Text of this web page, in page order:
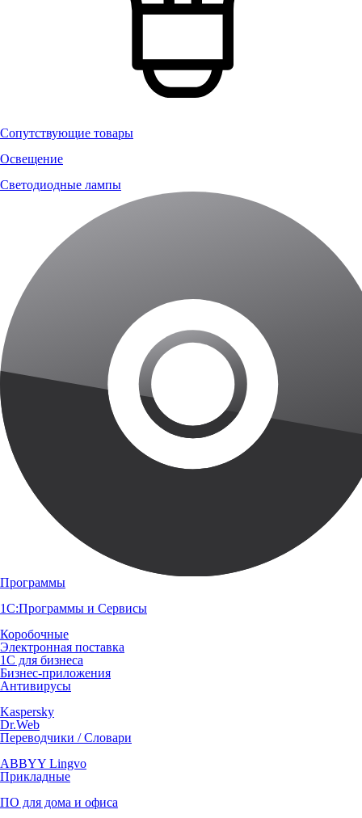
Сопутствующие товары
Освещение
Светодиодные лампы
Программы
1С:Программы и Сервисы
Коробочные
Электронная поставка
1С для бизнеса
Бизнес-приложения
Антивирусы
Kaspersky
Dr.Web
Переводчики / Словари
ABBYY Lingvo
Прикладные
ПО для дома и офиса